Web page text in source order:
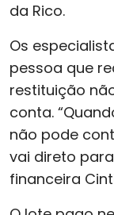
da Rico.
Os
pessoa que
restituição
conta.
não pode
vai direto
financeira